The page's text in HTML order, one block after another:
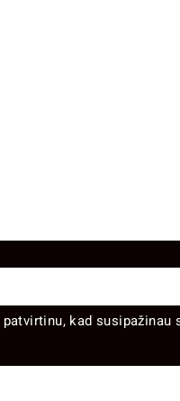
kad susipažinau